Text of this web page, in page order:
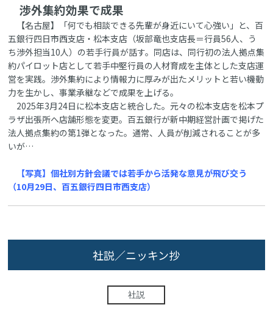
渉外集約効果で成果
【名古屋】「何でも相談できる先輩が身近にいて心強い」と、百
五銀行四日市西支店・松本支店（坂部竜也支店長＝行員56人、う
ち渉外担当10人）の若手行員が話す。同店は、同行初の法人拠点集
約パイロット店として若手中堅行員の人材育成を主体とした支店運
営を実践。渉外集約により情報力に厚みが出たメリットと若い機動
力を生かし、事業承継などで成果を上げる。
2025年3月24日に松本支店と統合した。元々の松本支店を松本プ
ラザ出張所へ店舗形態を変更。百五銀行が新中期経営計画で掲げた
法人拠点集約の第1弾となった。通常、人員が削減されることが多
いが…
【写真】個社別方針会議では若手から活発な意見が飛び交う
（10月29日、百五銀行四日市西支店）
社説／ニッキン抄
社説